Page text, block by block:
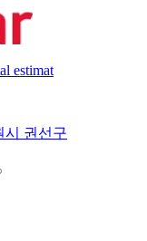
estimat
시 권선구